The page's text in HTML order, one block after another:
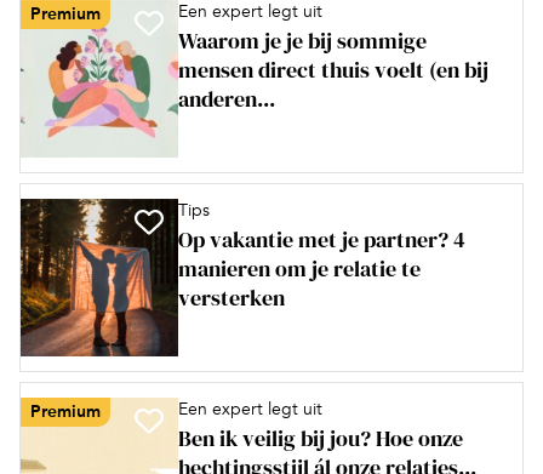
Premium Een expert legt uit
Waarom je je bij sommige
mensen direct thuis voelt (en bij
anderen...
Tips
Op vakantie met je partner? 4
manieren om je relatie te
versterken
Premium Een expert legt uit
Ben ik veilig bij jou? Hoe onze
hechtingsstijl ál onze relaties...